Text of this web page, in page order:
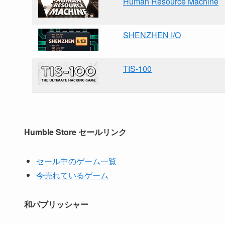
SHENZHEN I/O
TIS-100
Humble Store セールリンク
セール中のゲーム一覧
今売れているゲーム
和パブリッシャー